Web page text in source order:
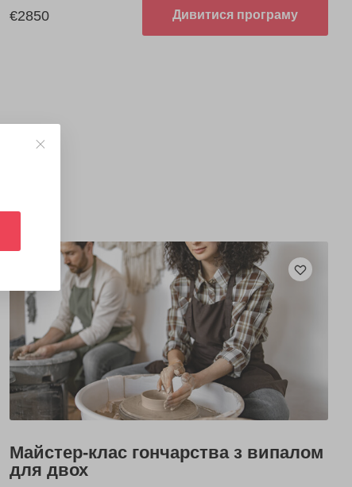
€2850 Дивитися програму
Майстер-клас гончарства з випалом
для двох